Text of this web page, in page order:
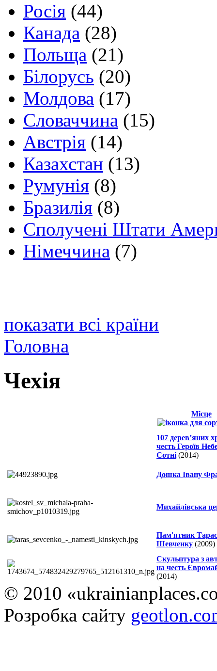
Росія (44)
Канада (28)
Польща (21)
Білорусь (20)
Молдова (17)
Словаччина (15)
Австрія (14)
Казахстан (13)
Румунія (8)
Бразилія (8)
Сполучені Штати
Німеччина (7)
показати всі країни
Головна
Чехія
Місце
107 дерев’яних
честь Героїв
Сотні (2014)
Дошка Івану
Михайлівська
Пам'ятник
Шевченку (2009)
Скульптура з
на честь
(2014)
© 2010
Розробка сайту